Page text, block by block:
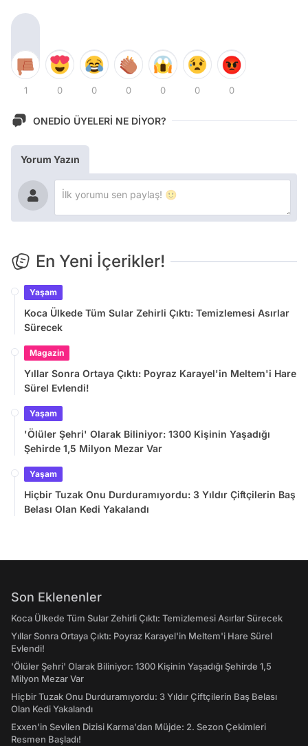
1 0 0 0 0 0 0
ONEDİO ÜYELERİ NE DİYOR?
Yorum Yazın
En Yeni İçerikler!
Yaşam
Koca Ülkede Tüm Sular Zehirli Çıktı: Temizlemesi Asırlar
Sürecek
Magazin
Yıllar Sonra Ortaya Çıktı: Poyraz Karayel'in Meltem'i Hare
Sürel Evlendi!
Yaşam
'Ölüler Şehri' Olarak Biliniyor: 1300 Kişinin Yaşadığı
Şehirde 1,5 Milyon Mezar Var
Yaşam
Hiçbir Tuzak Onu Durduramıyordu: 3 Yıldır Çiftçilerin Baş
Belası Olan Kedi Yakalandı
Son Eklenenler
Koca Ülkede Tüm Sular Zehirli Çıktı: Temizlemesi Asırlar Sürecek
Yıllar Sonra Ortaya Çıktı: Poyraz Karayel'in Meltem'i Hare Sürel
Evlendi!
'Ölüler Şehri' Olarak Biliniyor: 1300 Kişinin Yaşadığı Şehirde 1,5
Milyon Mezar Var
Hiçbir Tuzak Onu Durduramıyordu: 3 Yıldır Çiftçilerin Baş Belası
Olan Kedi Yakalandı
Exxen'in Sevilen Dizisi Karma'dan Müjde: 2. Sezon Çekimleri
Resmen Başladı!